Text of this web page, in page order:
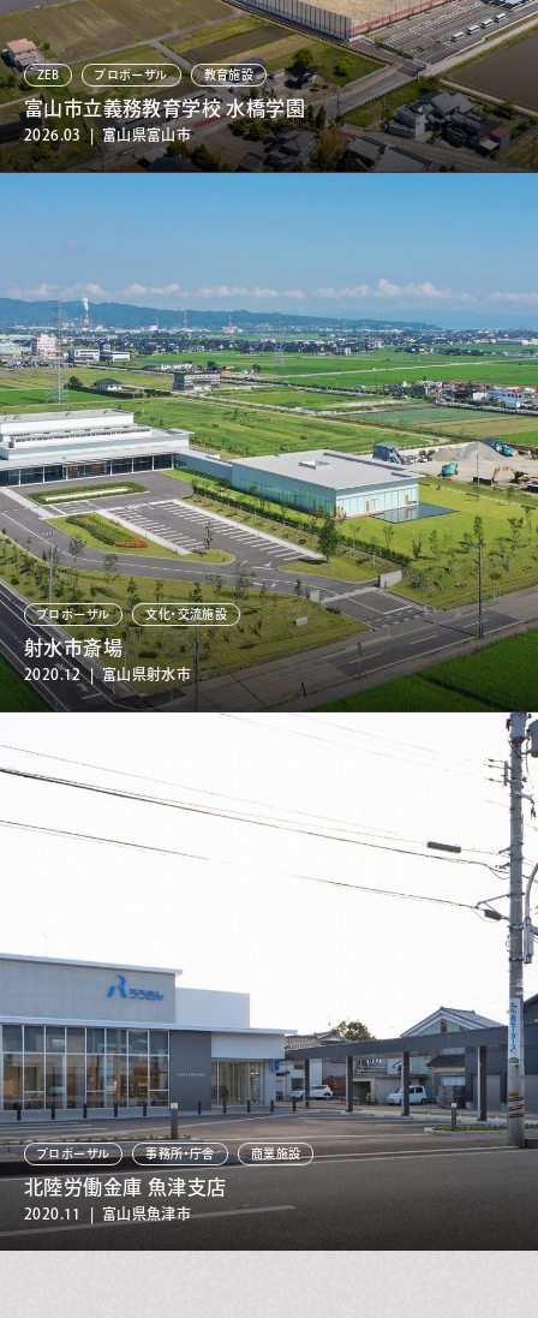
ZEB プロポーザル 教育施設
富山市立義務教育学校 水橋学園
2026.03 | 富山県富山市
プロポーザル 文化・交流施設
射水市斎場
2020.12 | 富山県射水市
プロポーザル 事務所・庁舎 商業施設
北陸労働金庫 魚津支店
2020.11 | 富山県魚津市